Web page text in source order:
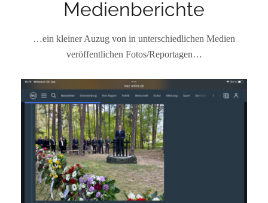
Medienberichte
…ein kleiner Auzug von in unterschiedlichen Medien
veröffentlichen Fotos/Reportagen…